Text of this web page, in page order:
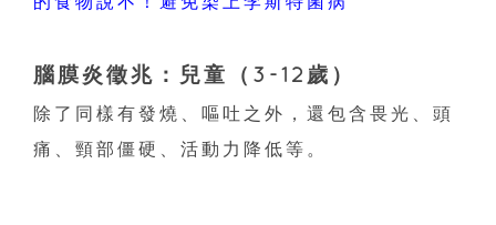
腦膜炎徵兆：兒童（3-12歲）
除了同樣有發燒、嘔吐之外，還包含畏光、頭
痛、頸部僵硬、活動力降低等。